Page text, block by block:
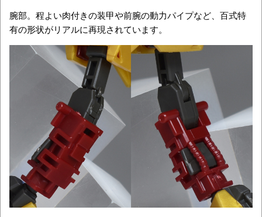
腕部。程よい肉付きの装甲や前腕の動力パイプなど、百式特
有の形状がリアルに再現されています。